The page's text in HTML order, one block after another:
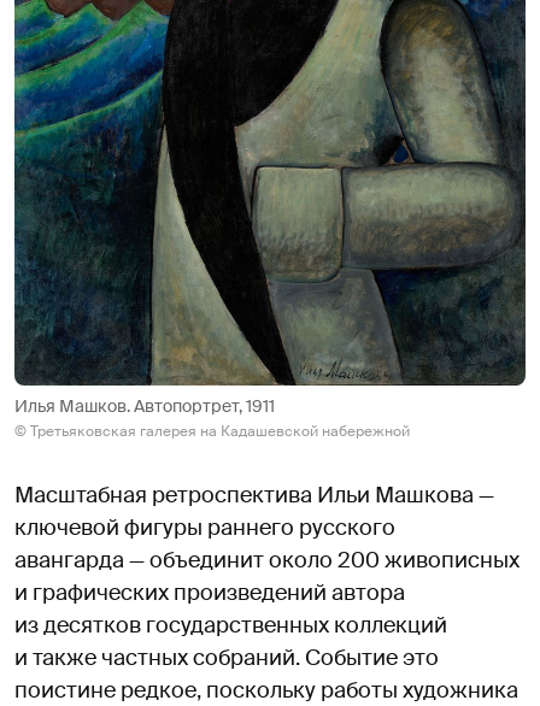
Илья Машков. Автопортрет, 1911
© Третьяковская галерея на Кадашевской набережной
Масштабная ретроспектива Ильи Машкова —
ключевой фигуры раннего русского
авангарда — объединит около 200 живописных
и графических произведений автора
из десятков государственных коллекций
и также частных собраний. Событие это
поистине редкое, поскольку работы художника